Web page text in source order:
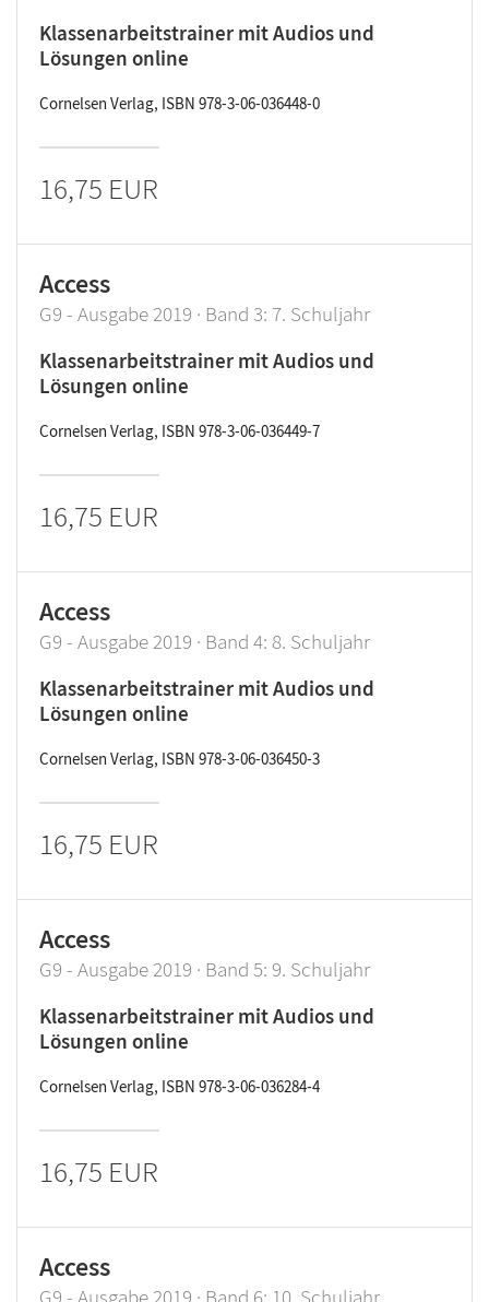
Klassenarbeitstrainer mit Audios und
Lösungen online
Cornelsen Verlag, ISBN 978-3-06-036448-0
16,75 EUR
Access
G9 - Ausgabe 2019 · Band 3: 7. Schuljahr
Klassenarbeitstrainer mit Audios und
Lösungen online
Cornelsen Verlag, ISBN 978-3-06-036449-7
16,75 EUR
Access
G9 - Ausgabe 2019 · Band 4: 8. Schuljahr
Klassenarbeitstrainer mit Audios und
Lösungen online
Cornelsen Verlag, ISBN 978-3-06-036450-3
16,75 EUR
Access
G9 - Ausgabe 2019 · Band 5: 9. Schuljahr
Klassenarbeitstrainer mit Audios und
Lösungen online
Cornelsen Verlag, ISBN 978-3-06-036284-4
16,75 EUR
Access
G9 - Ausgabe 2019 · Band 6: 10. Schuljahr